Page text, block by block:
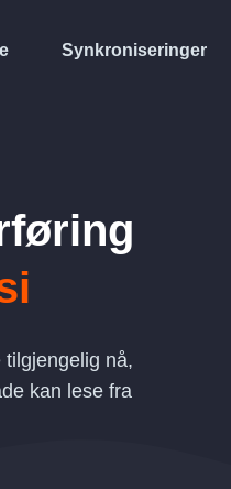
Synkroniseringer
tilgjengelig nå,
kan lese fra